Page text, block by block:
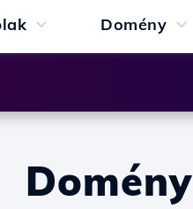
Domény
Domény